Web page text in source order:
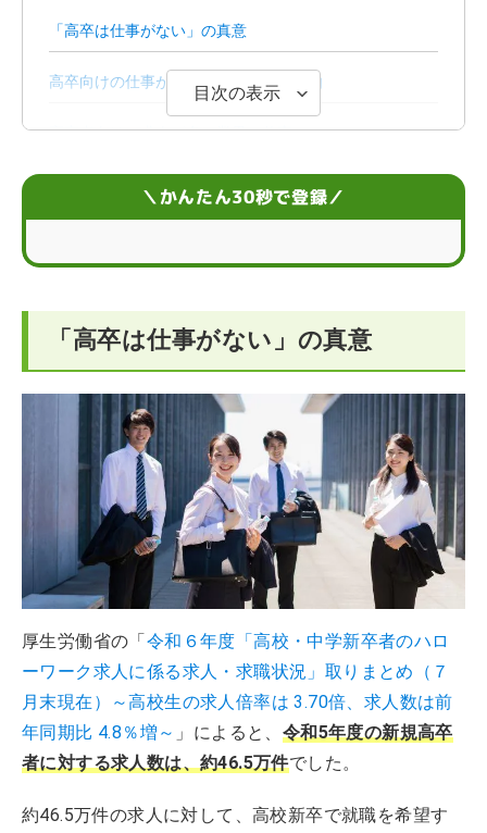
「高卒は仕事がない」の真意
高卒向けの仕事が少ないといわれる理由
高卒者向けの求人が多い業界・仕事
エージェントを活用する
目次の表示
＼かんたん30秒で登録／
「高卒は仕事がない」の真意
厚生労働省の「 令和６年度「高校・中学新卒者のハロ
ーワーク求人に係る求人・求職状況」取りまとめ（７
月末現在）～高校生の求人倍率は 3.70倍、求人数は前
年同期比 4.8％増～ 」によると、 令和5年度の新規高卒
者に対する求人数は、約46.5万件でした。
約46.5万件の求人に対して、高校新卒で就職を希望す